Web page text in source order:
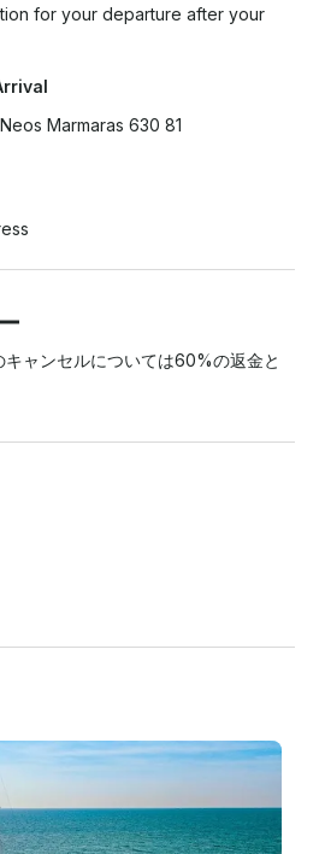
for your departure after your
Marmaras 630 81
キャンセルについては60%の返金と